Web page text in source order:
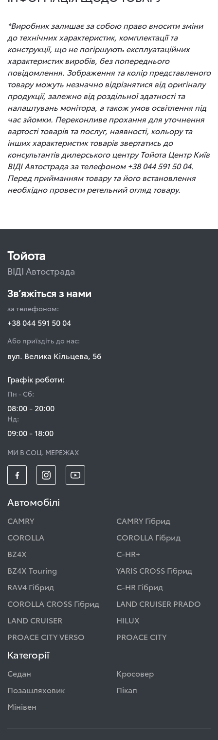
*Виробник залишає за собою право вносити зміни
до технічних характеристик, комплектації та
конструкції, що не погіршують експлуатаційних
характеристик виробів, без попереднього
повідомлення. Зображення та колір представленого
товару можуть незначно відрізнятися від оригіналу
продукції, залежно від роздільної здатності та
налаштувань монітора, а також умов освітлення під
час зйомки. Переконливе прохання для уточнення
вартості товарів та послуг, наявності, кольору та
інших характеристик товарів звертатись до
консультантів дилерського центру Тойота Центр Київ
ВІДІ Автострада за телефоном +38 044 591 50 04.
Перед прийманням товару та його встановлення
необхідно провести ретельний огляд товару.
Тойота
ВІДІ Автострада
Зв’яжіться з нами
за телефоном:
+38 044 591 50 04
Або приїздіть до нас:
вул. Велика Кільцева, 56
Графік роботи:
Пн - Сб:
08:00 - 20:00
Нд:
09:00 - 18:00
МИ В СОЦ. МЕРЕЖАХ
Автомобілі
CAMRY
CAMRY Гібрид
COROLLA
COROLLA Гібрид
BZ4X
C-HR+
BZ4X Touring
YARIS CROSS Гібрид
RAV4 Гібрид
C-HR Гібрид
COROLLA CROSS Гібрид
LAND CRUISER PRADO
LAND CRUISER
HILUX
PROACE CITY VERSO
PROACE CITY
Категорії
Седан
Кросовер
Позашляховик
Пікап
Мінівен